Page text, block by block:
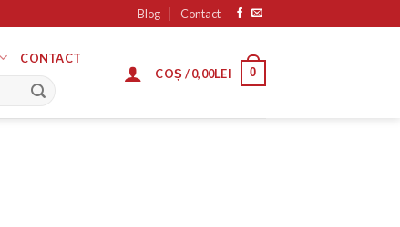
Blog Contact
CONTACT
COȘ /0,00LEI 0